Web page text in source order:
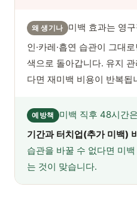
왜 생기나
미백 효과는 영
인·카레·흡연 습관이 그대
색으로 돌아갑니다. 유지
다면 재미백 비용이 반복됩
예방책 미백 직후 48시간
기간과 터치업(추가 미백)
습관을 바꿀 수 없다면 미
는 것이 맞습니다.